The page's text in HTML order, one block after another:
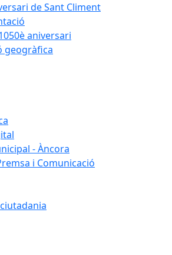
de Sant Climent
aniversari
geogràfica
- Àncora
i Comunicació